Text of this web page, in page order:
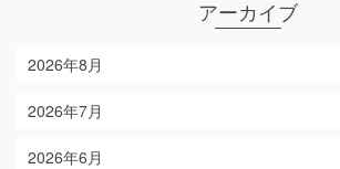
アーカイブ
2026年8月
2026年7月
2026年6月